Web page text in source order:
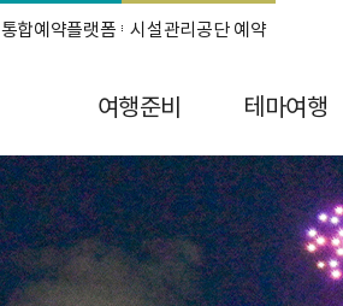
통합예약플랫폼 시설관리공단 예약
여행준비 테마여행